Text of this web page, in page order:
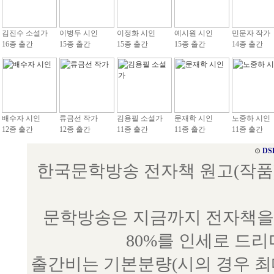
김진수 소설가
16종 출간
이병두 시인
15종 출간
이정화 시인
15종 출간
예시원 시인
15종 출간
민문자 작가
14종 출간
배수자 시인
12종 출간
류금선 작가
12종 출간
김용필 소설가
11종 출간
문재학 시인
11종 출간
노중하 시인
11종 출간
⊙
한국문학방송 전자책 원고(작
문학방송은 지금까지 전자책
80%를 인세로 드
출간비는 기본분량(시의 경우